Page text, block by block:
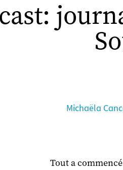
Michaëla
Tout a